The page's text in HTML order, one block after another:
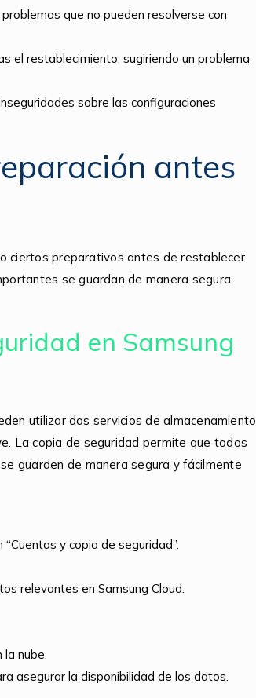
que no pueden resolverse con
el restablecimiento, sugiriendo un problema
sobre las configuraciones
antes
ciertos preparativos antes de restablecer
se guardan de manera segura,
en Samsung
utilizar dos servicios de almacenamiento
La copia de seguridad permite que todos
guarden de manera segura y fácilmente
y copia de seguridad”.
relevantes en Samsung Cloud.
la nube.
asegurar la disponibilidad de los datos.